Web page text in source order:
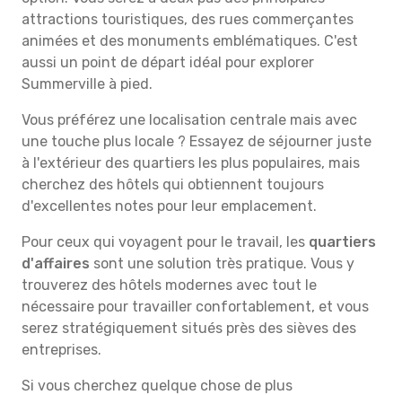
attractions touristiques, des rues commerçantes
animées et des monuments emblématiques. C'est
aussi un point de départ idéal pour explorer
Summerville à pied.
Vous préférez une localisation centrale mais avec
une touche plus locale ? Essayez de séjourner juste
à l'extérieur des quartiers les plus populaires, mais
cherchez des hôtels qui obtiennent toujours
d'excellentes notes pour leur emplacement.
Pour ceux qui voyagent pour le travail, les quartiers
d'affaires sont une solution très pratique. Vous y
trouverez des hôtels modernes avec tout le
nécessaire pour travailler confortablement, et vous
serez stratégiquement situés près des sièves des
entreprises.
Si vous cherchez quelque chose de plus